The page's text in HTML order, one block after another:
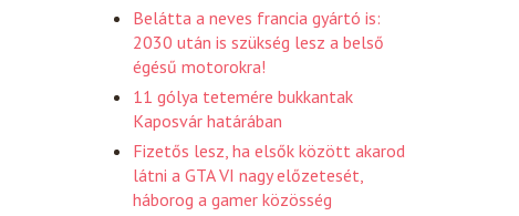
Belátta a neves francia gyártó is:
2030 után is szükség lesz a belső
égésű motorokra!
11 gólya tetemére bukkantak
Kaposvár határában
Fizetős lesz, ha elsők között akarod
látni a GTA VI nagy előzetesét,
háborog a gamer közösség